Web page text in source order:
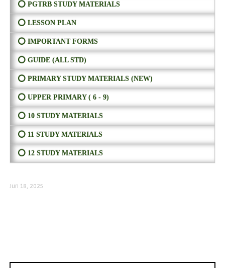
⭕ PGTRB STUDY MATERIALS
⭕ LESSON PLAN
⭕ IMPORTANT FORMS
⭕ GUIDE (ALL STD)
⭕ PRIMARY STUDY MATERIALS (NEW)
⭕ UPPER PRIMARY ( 6 - 9)
⭕ 10 STUDY MATERIALS
⭕ 11 STUDY MATERIALS
⭕ 12 STUDY MATERIALS
Jun 18, 2025